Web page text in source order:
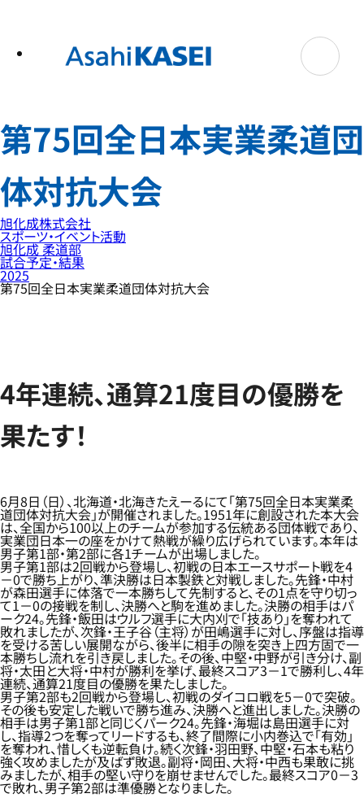
第75回全日本実業柔道団
体対抗大会
旭化成株式会社
スポーツ・イベント活動
旭化成 柔道部
試合予定・結果
2025
第75回全日本実業柔道団体対抗大会
4年連続、通算21度目の優勝を
果たす！
6月8日（日）、北海道・北海きたえーるにて「第75回全日本実業柔
道団体対抗大会」が開催されました。1951年に創設された本大会
は、全国から100以上のチームが参加する伝統ある団体戦であり、
実業団日本一の座をかけて熱戦が繰り広げられています。本年は
男子第1部・第2部に各1チームが出場しました。
男子第1部は2回戦から登場し、初戦の日本エースサポート戦を4
－0で勝ち上がり、準決勝は日本製鉄と対戦しました。先鋒・中村
が森田選手に体落で一本勝ちして先制すると、その1点を守り切っ
て1－0の接戦を制し、決勝へと駒を進めました。決勝の相手はパ
ーク24。先鋒・飯田はウルフ選手に大内刈で「技あり」を奪われて
敗れましたが、次鋒・王子谷（主将）が田嶋選手に対し、序盤は指導
を受ける苦しい展開ながら、後半に相手の隙を突き上四方固で一
本勝ちし流れを引き戻しました。その後、中堅・中野が引き分け、副
将・太田と大将・中村が勝利を挙げ、最終スコア3－1で勝利し、4年
連続、通算21度目の優勝を果たしました。
男子第2部も2回戦から登場し、初戦のダイコロ戦を5－0で突破。
その後も安定した戦いで勝ち進み、決勝へと進出しました。決勝の
相手は男子第1部と同じくパーク24。先鋒・海堀は島田選手に対
し、指導2つを奪ってリードするも、終了間際に小内巻込で「有効」
を奪われ、惜しくも逆転負け。続く次鋒・羽田野、中堅・石本も粘り
強く攻めましたが及ばず敗退。副将・岡田、大将・中西も果敢に挑
みましたが、相手の堅い守りを崩せませんでした。最終スコア0－3
で敗れ、男子第2部は準優勝となりました。